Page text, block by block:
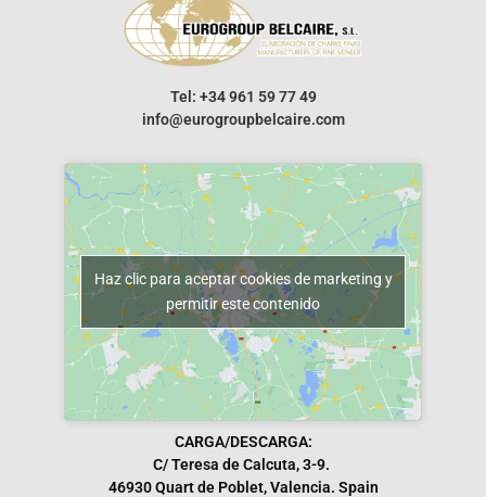
Tel: +34 961 59 77 49
info@eurogroupbelcaire.com
Haz clic para aceptar cookies de marketing y
permitir este contenido
CARGA/DESCARGA:
C/ Teresa de Calcuta, 3-9.
46930 Quart de Poblet, Valencia. Spain